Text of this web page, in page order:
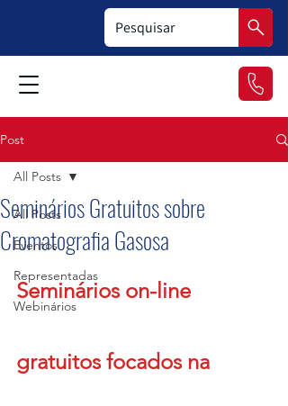
Post
All Posts
Eventos
Representadas
Webinários
All Posts
Seminários Gratuitos sobre
Cromatografia Gasosa
Seminários on-line
gratuitos focados na